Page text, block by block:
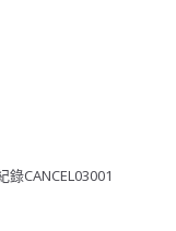
CANCEL03001